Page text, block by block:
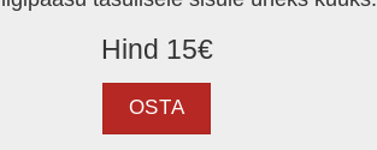
Hind 15€
OSTA